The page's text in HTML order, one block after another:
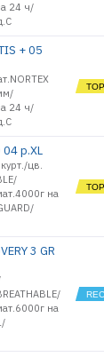
24 ч/
+ 05
24 ч/
р.XL
цв.
на
3 GR
на